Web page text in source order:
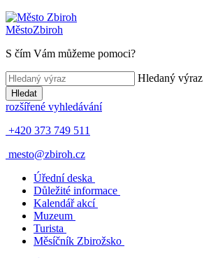
MěstoZbiroh
S čím Vám můžeme pomoci?
Hledaný výraz
Hledat
rozšířené vyhledávání
+420 373 749 511
mesto@zbiroh.cz
Úřední deska
Důležité informace
Kalendář akcí
Muzeum
Turista
Měsíčník Zbirožsko